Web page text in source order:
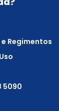
Regimentos
5090